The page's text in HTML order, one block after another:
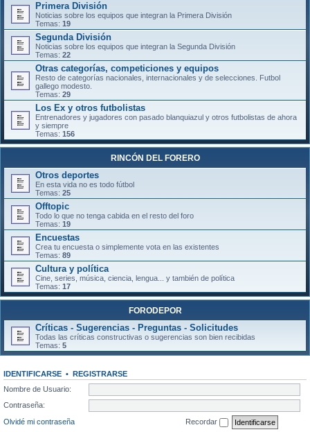
Primera División
Noticias sobre los equipos que integran la Primera División
Temas: 19
Segunda División
Noticias sobre los equipos que integran la Segunda División
Temas: 22
Otras categorías, competiciones y equipos
Resto de categorías nacionales, internacionales y de selecciones. Futbol
gallego modesto.
Temas: 29
Los Ex y otros futbolistas
Entrenadores y jugadores con pasado blanquiazul y otros futbolistas de ahora
y siempre
Temas: 156
RINCÓN DEL FORERO
Otros deportes
En esta vida no es todo fútbol
Temas: 25
Offtopic
Todo lo que no tenga cabida en el resto del foro
Temas: 19
Encuestas
Crea tu encuesta o simplemente vota en las existentes
Temas: 89
Cultura y política
Cine, series, música, ciencia, lengua... y también de política
Temas: 17
FORODEPOR
Críticas - Sugerencias - Preguntas - Solicitudes
Todas las críticas constructivas o sugerencias son bien recibidas
Temas: 5
IDENTIFICARSE • REGISTRARSE
Nombre de Usuario:
Contraseña:
Olvidé mi contraseña
Recordar